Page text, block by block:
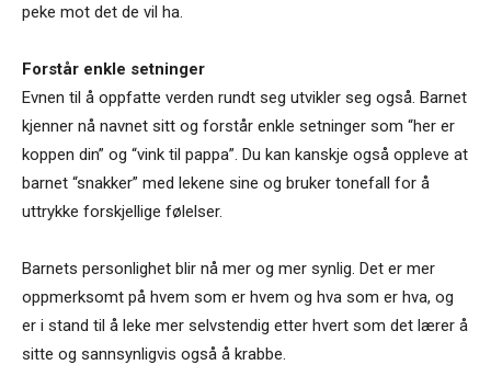
peke mot det de vil ha.
Forstår enkle setninger
Evnen til å oppfatte verden rundt seg utvikler seg også. Barnet
kjenner nå navnet sitt og forstår enkle setninger som “her er
koppen din” og “vink til pappa”. Du kan kanskje også oppleve at
barnet “snakker” med lekene sine og bruker tonefall for å
uttrykke forskjellige følelser.
Barnets personlighet blir nå mer og mer synlig. Det er mer
oppmerksomt på hvem som er hvem og hva som er hva, og
er i stand til å leke mer selvstendig etter hvert som det lærer å
sitte og sannsynligvis også å krabbe.